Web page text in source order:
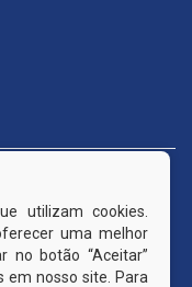
utilizam cookies.
uma melhor
no botão “Aceitar”
em nosso site. Para